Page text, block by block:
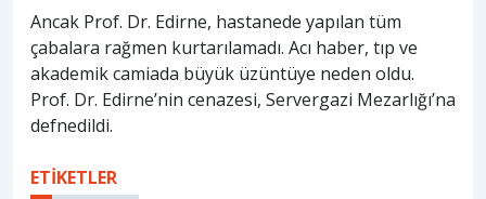
Ancak Prof. Dr. Edirne, hastanede yapılan tüm
çabalara rağmen kurtarılamadı. Acı haber, tıp ve
akademik camiada büyük üzüntüye neden oldu.
Prof. Dr. Edirne’nin cenazesi, Servergazi Mezarlığı’na
defnedildi.
ETİKETLER